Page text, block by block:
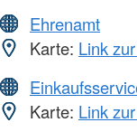
Ehrenamt
Karte: Link
Karte: Link